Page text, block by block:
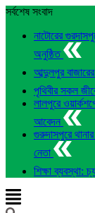
সর্বশেষ সংবাদ
নাটোরের
অনুষ্ঠিত
আব্দুলপুর
পৃথিবীর সকল
লালপুরে
আবেদন
গুরুদাসপুরে
নেতা
শিক্ষা ব্যবস্থা: